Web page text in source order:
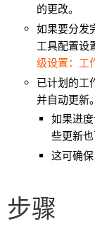
的更改。
如果要分发
工具配置设
级设置：工
已计划的工
并自动更新。
如果进
些更新
这可确
步骤